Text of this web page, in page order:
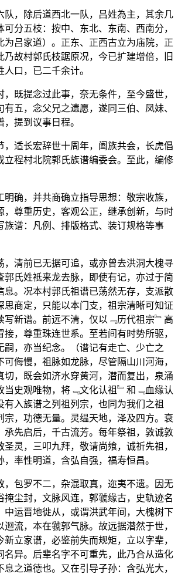
队，除后道西北一队，吕姓為主，其余几
可分五枝：按中、东北、东南、西南分，
为吕家道）。正东、正西古立为庙院，正
乃故村郭氏枝踞原况，今已扩建增倍，旧
口，已二千余计。
，既提念过此事，奈无条件，至今盛世，
五，念父兄之遗愿，遂同三伯、凤妹、
提到议事日程。
，适长宏辞世十周年，阖族共会，长虎倡
立程村北院郭氏族谱编委会。至此，编修
确，并共商确立指导思想：敬宗收族，
，尊重历史，客观公正，继承创新，与时
族谱：凡例、排版格式、装订规格等事
，清前已无据可追，或亦曾去洪洞大槐寻
郭氏姓袛来龙去脉，即使有记，亦过于简
息。况本村郭氏祖谱已荡然无存，支派散
思商定，只能以本门支，祖宗清晰可知证
写新谱。前远不清，仅以﹃历代祖宗﹄高
，尊重珠连世系。至若间有时势所驱，
嗣，亦当纪念。（谱记有走亡、少亡之
侮慢，祖脉如龙脉，尽管隔山川河海，
切，既会如济水穿黄河，潜而复出，泉涌
当史观唯物，将﹃文化认祖﹄和﹃血缘认
有入族谱之列祖列宗，也同为我们之祖
宗，功德无量。灵缊天地，泽及四方。衰
承先启后，千古流芳。每年祭祖，敦诚敦
灵，三叩九拜，敬请尚飨，诚祈先祖，
率性明道，含弘自强，福寿恒昌。
，包罗不二，杂混取真，迩夷不遗。因无
掩尘封，文脉风连，郭虢缘古，史轨迹名
中运晋地徙从，或谓洪武年间，大槐树下
流，本在虢郭气脉。故远据潜然于世，
立家谱，必鉴前失而规矩，立以字辈，
名异。后辈名字不可重先，此乃合从造化
之道德也。又在引导子孙：含弘光大，